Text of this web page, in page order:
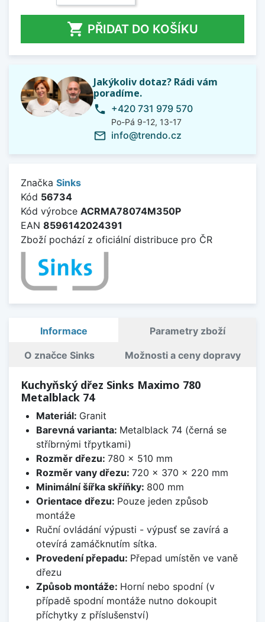
 PŘIDAT DO KOŠÍKU
Jakýkoliv dotaz? Rádi vám
poradíme.
phone +420 731 979 570
Po-Pá 9-12, 13-17
mail_outline info@trendo.cz
Značka Sinks
Kód 56734
Kód výrobce ACRMA78074M350P
EAN 8596142024391
Zboží pochází z oficiální distribuce pro ČR
Informace Parametry zboží
O značce Sinks Možnosti a ceny dopravy
Kuchyňský dřez Sinks Maximo 780
Metalblack 74
Materiál: Granit
Barevná varianta: Metalblack 74 (černá se
stříbrnými třpytkami)
Rozměr dřezu: 780 x 510 mm
Rozměr vany dřezu: 720 x 370 x 220 mm
Minimální šířka skříňky: 800 mm
Orientace dřezu: Pouze jeden způsob
montáže
Ruční ovládání výpusti - výpusť se zavírá a
otevírá zamáčknutím sítka.
Provedení přepadu: Přepad umístěn ve vaně
dřezu
Způsob montáže: Horní nebo spodní (v
případě spodní montáže nutno dokoupit
příchytky z příslušenství)